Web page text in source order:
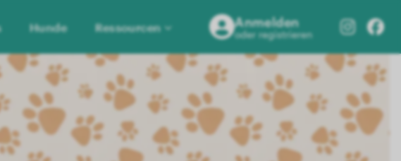
Hunde Ressourcen Anmelden
oder registrieren